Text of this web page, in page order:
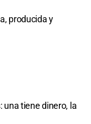
producida y
tiene dinero, la